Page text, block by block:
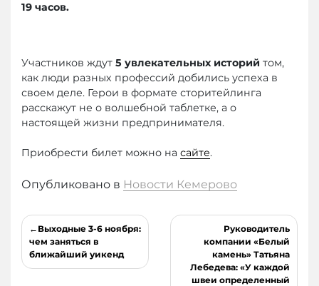
19 часов.
Участников ждут 5 увлекательных историй том,
как люди разных профессий добились успеха в
своем деле. Герои в формате сторитейлинга
расскажут не о волшебной таблетке, а о
настоящей жизни предпринимателя.
Приобрести билет можно на сайте.
Опубликовано в Новости Кемерово
Навигация
по
записям
Выходные 3-6 ноября:
чем заняться в
ближайший уикенд
Руководитель
компании «Белый
камень» Татьяна
Лебедева: «У каждой
швеи определенный